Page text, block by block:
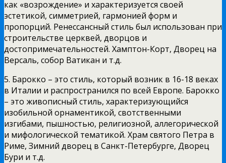
как «возрождение» и характеризуется своей
эстетикой, симметрией, гармонией форм и
пропорций. Ренессансный стиль был использован при
строительстве церквей, дворцов и
достопримечательностей. Хамптон-Корт, Дворец на
Версаль, собор Ватикан и т.д.
5. Барокко – это стиль, который возник в 16-18 веках
в Италии и распространился по всей Европе. Барокко
– это живописный стиль, характеризующийся
изобильной орнаментикой, свотственными
изгибами, пышностью, религиозной, аллегорической
и мифологической тематикой. Храм святого Петра в
Риме, Зимний дворец в Санкт-Петербурге, Дворец
Бури и т.д.